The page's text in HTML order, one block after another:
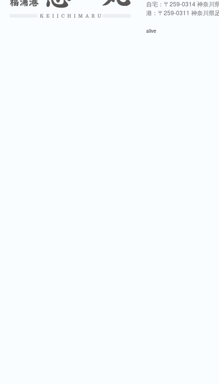
自宅：〒259-0314 神奈川
港：〒259-0311 神奈川県
alive